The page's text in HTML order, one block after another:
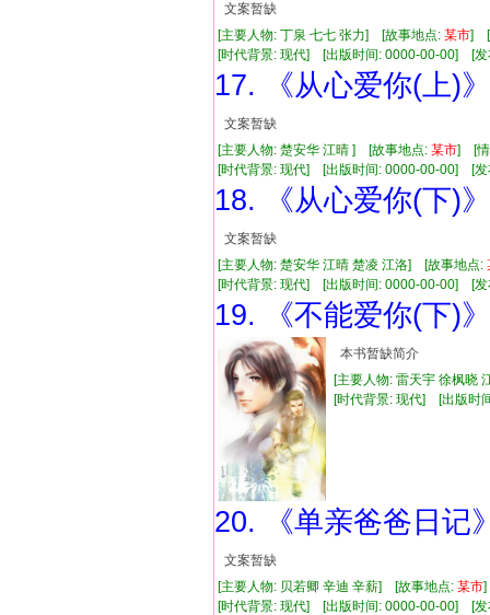
文案暂缺
[主要人物: 丁泉 七七 张力] [故事地点: 某市] [
[时代背景: 现代] [出版时间: 0000-00-00] [
17. 《从心爱你(上)》
文案暂缺
[主要人物: 楚安华 江晴 ] [故事地点: 某市] [情
[时代背景: 现代] [出版时间: 0000-00-00] [
18. 《从心爱你(下)》
文案暂缺
[主要人物: 楚安华 江晴 楚凌 江洛] [故事地点:
[时代背景: 现代] [出版时间: 0000-00-00] [
19. 《不能爱你(下)》
本书暂缺简介
[主要人物: 雷天宇 徐枫晓
[时代背景: 现代] [出版
20. 《单亲爸爸日记
文案暂缺
[主要人物: 贝若卿 辛迪 辛薪] [故事地点: 某市
[时代背景: 现代] [出版时间: 0000-00-00] [